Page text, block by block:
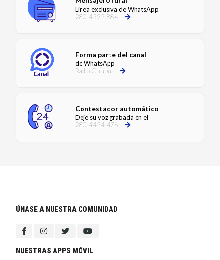
Línea exclusiva de WhatsApp
280-4592-884
Forma parte del canal
de WhatsApp
Radio Chubut
Contestador automático
Deje su voz grabada en el
280-4424-476
ÚNASE A NUESTRA COMUNIDAD
NUESTRAS APPS MÓVIL